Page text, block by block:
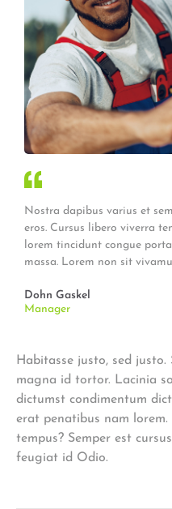
Nostra dapibus varius et
eros. Cursus libero viverra
lorem tincidunt congue
massa. Lorem non sit
Dohn Gaskel
Manager
Habitasse justo, sed
magna id tortor. Lacinia
dictumst condimentum
erat penatibus nam lorem.
tempus? Semper est
feugiat id Odio.